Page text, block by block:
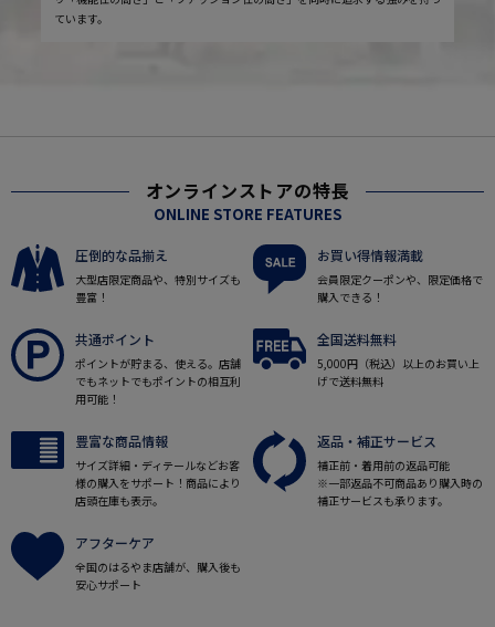
ています。
オンラインストアの特長
ONLINE STORE FEATURES
圧倒的な品揃え
大型店限定商品や、特別サイズも
豊富！
お買い得情報満載
会員限定クーポンや、限定価格で
購入できる！
共通ポイント
ポイントが貯まる、使える。店舗
でもネットでもポイントの相互利
用可能！
全国送料無料
5,000円（税込）以上のお買い上
げで送料無料
豊富な商品情報
サイズ詳細・ディテールなどお客
様の購入をサポート！商品により
店頭在庫も表示。
返品・補正サービス
補正前・着用前の返品可能
※一部返品不可商品あり購入時の
補正サービスも承ります。
アフターケア
全国のはるやま店舗が、購入後も
安心サポート